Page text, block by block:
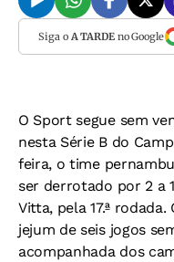
Siga o A TARDEno Google
O Sport segue sem
nesta Série B do
feira, o time
ser derrotado por 2 a
Vitta, pela 17.ª
jejum de seis jogos
acompanhada dos